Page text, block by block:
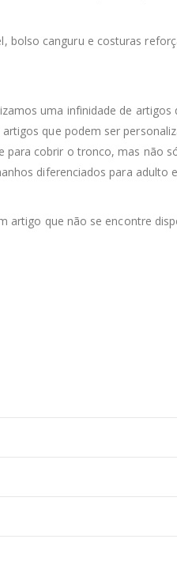
bolso canguru e costuras
uma infinidade de
que podem ser
cobrir o tronco, mas não
diferenciados para
artigo que não se encontre